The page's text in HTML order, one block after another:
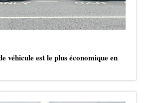
véhicule est le plus économique en